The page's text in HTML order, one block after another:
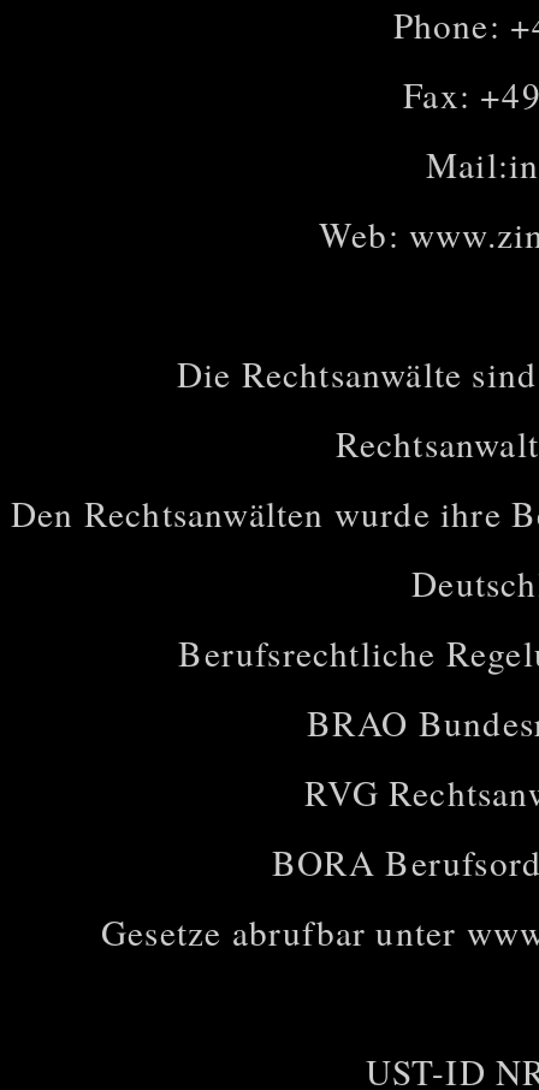
Phone:
Fax:
Mail:
Web:
Die Rechtsanwälte
Den Rechtsanwälten wurde ihre
Berufsrechtliche
BRAO
RVG
BORA
Gesetze abrufbar unter
UST-ID